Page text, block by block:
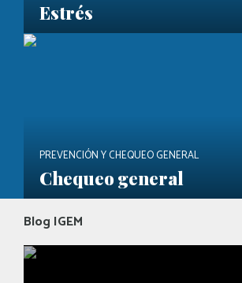
Estrés
PREVENCIÓN Y CHEQUEO GENERAL
Chequeo general
Blog IGEM